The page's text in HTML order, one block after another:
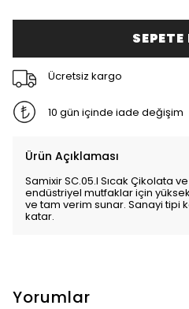
SEPETE
Ücretsiz kargo
10 gün içinde iade değişim
Ürün Açıklaması
Samixir SC.05.I Sıcak Çikolata
endüstriyel mutfaklar için
ve tam verim sunar. Sanayi tipi
katar.
Yorumlar